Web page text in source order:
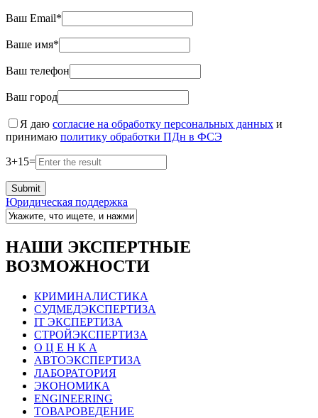
Ваш Email*
Ваше имя*
Ваш телефон
Ваш город
Я даю согласие на обработку персональных данных и
принимаю политику обработки ПДн в ФСЭ
3+15=
Юридическая поддержка
НАШИ ЭКСПЕРТНЫЕ
ВОЗМОЖНОСТИ
КРИМИНАЛИСТИКА
СУДМЕДЭКСПЕРТИЗА
IT ЭКСПЕРТИЗА
СТРОЙЭКСПЕРТИЗА
О Ц Е Н К А
АВТОЭКСПЕРТИЗА
ЛАБОРАТОРИЯ
ЭКОНОМИКА
ENGINEERING
ТОВАРОВЕДЕНИЕ